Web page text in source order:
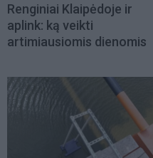
Renginiai Klaipėdoje ir
aplink: ką veikti
artimiausiomis dienomis